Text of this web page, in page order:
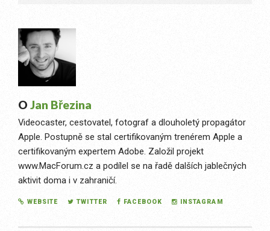
O Jan Březina
Videocaster, cestovatel, fotograf a dlouholetý propagátor
Apple. Postupně se stal certifikovaným trenérem Apple a
certifikovaným expertem Adobe. Založil projekt
www.MacForum.cz a podílel se na řadě dalších jablečných
aktivit doma i v zahraničí.
WEBSITE TWITTER FACEBOOK INSTAGRAM